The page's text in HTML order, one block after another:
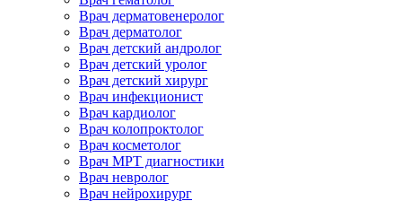
Врач дерматовенеролог
Врач дерматолог
Врач детский андролог
Врач детский уролог
Врач детский хирург
Врач инфекционист
Врач кардиолог
Врач колопроктолог
Врач косметолог
Врач МРТ диагностики
Врач невролог
Врач нейрохирург